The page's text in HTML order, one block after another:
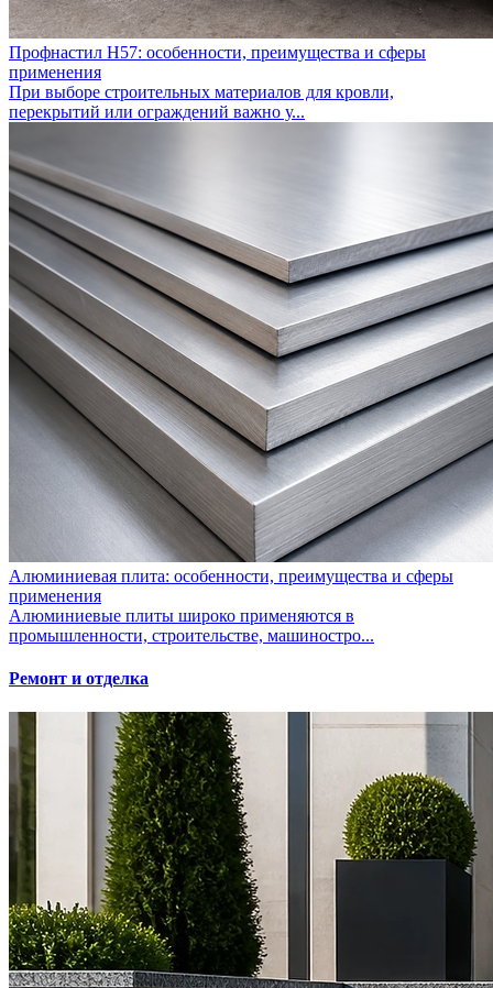
Профнастил Н57: особенности, преимущества и сферы
применения
При выборе строительных материалов для кровли,
перекрытий или ограждений важно у...
Алюминиевая плита: особенности, преимущества и сферы
применения
Алюминиевые плиты широко применяются в
промышленности, строительстве, машиностро...
Ремонт и отделка